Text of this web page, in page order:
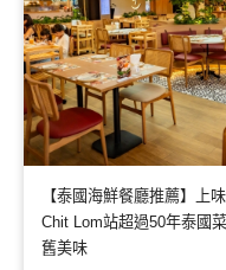
【泰國海鮮餐廳推薦】上
Chit Lom站超過50年泰國
舊美味